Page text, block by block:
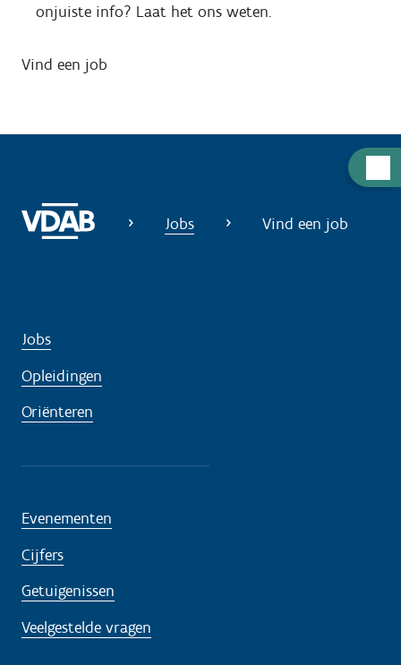
u
onjuiste info? Laat het ons weten.
Vind een job
Jobs Vind een job
Jobs
Opleidingen
Oriënteren
Evenementen
Cijfers
Getuigenissen
Veelgestelde vragen